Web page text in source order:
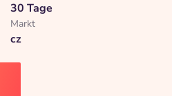
30 Tage
Markt
cz